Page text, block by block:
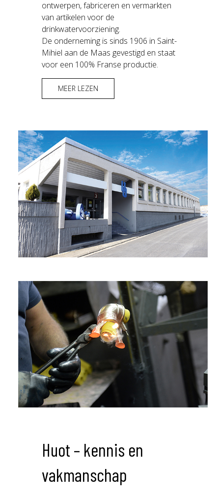
ontwerpen, fabriceren en vermarkten
van artikelen voor de
drinkwatervoorziening.
De onderneming is sinds 1906 in Saint-
Mihiel aan de Maas gevestigd en staat
voor een 100% Franse productie.
MEER LEZEN
Huot – kennis en
vakmanschap